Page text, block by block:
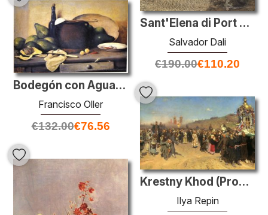
Sant'Elena di Port Lligat
Salvador Dali
€190.00€110.20
Bodegón con Aguacates y utensilios
Francisco Oller
€132.00€76.56
Krestny Khod (Processione Religiosa) nel governatorato di Kursk
Ilya Repin